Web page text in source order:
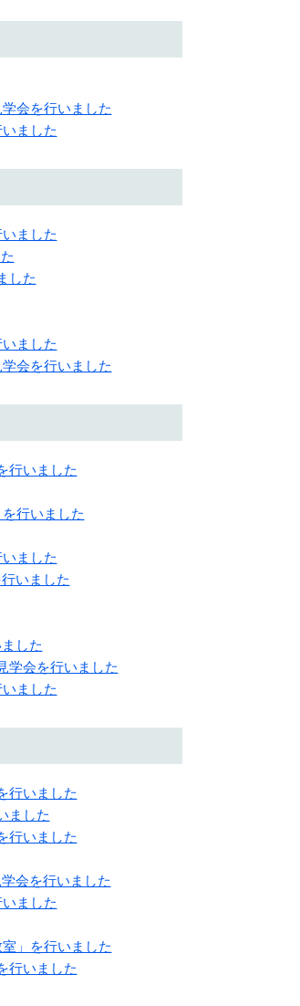
会を行いました
ました
ました
した
ました
会を行いました
行いました
行いました
ました
いました
した
学会を行いました
ました
行いました
ました
行いました
会を行いました
ました
」を行いました
行いました